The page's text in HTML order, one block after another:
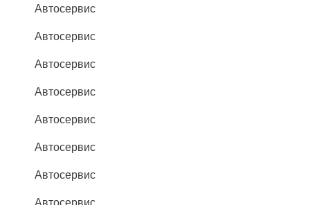
Автосервис
Автосервис
Автосервис
Автосервис
Автосервис
Автосервис
Автосервис